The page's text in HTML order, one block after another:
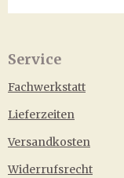
Service
Fachwerkstatt
Lieferzeiten
Versandkosten
Widerrufsrecht